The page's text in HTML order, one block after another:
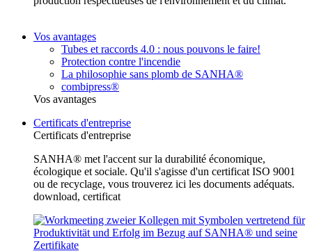
Vos avantages
Tubes et raccords 4.0 : nous pouvons le faire!
Protection contre l'incendie
La philosophie sans plomb de SANHA®
combipress®
Vos avantages
Certificats d'entreprise
Certificats d'entreprise
SANHA® met l'accent sur la durabilité économique,
écologique et sociale. Qu'il s'agisse d'un certificat ISO 9001
ou de recyclage, vous trouverez ici les documents adéquats.
download, certificat